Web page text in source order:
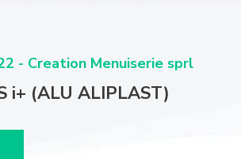
- Creation Menuiserie sprl
i+ (ALU ALIPLAST)